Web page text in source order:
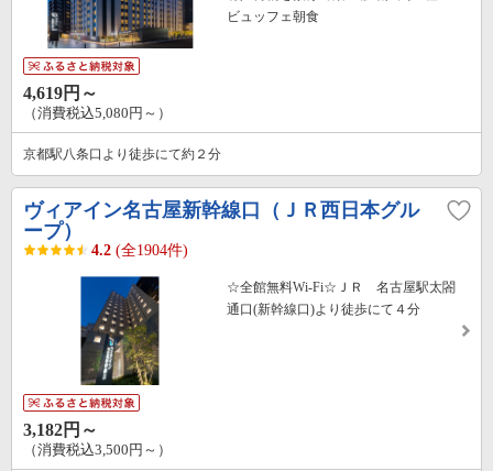
ビュッフェ朝食
4,619円～
（消費税込5,080円～）
京都駅八条口より徒歩にて約２分
ヴィアイン名古屋新幹線口（ＪＲ西日本グル
ープ）
4.2 (全1904件)
☆全館無料Wi-Fi☆ＪＲ 名古屋駅太閤
通口(新幹線口)より徒歩にて４分
3,182円～
（消費税込3,500円～）